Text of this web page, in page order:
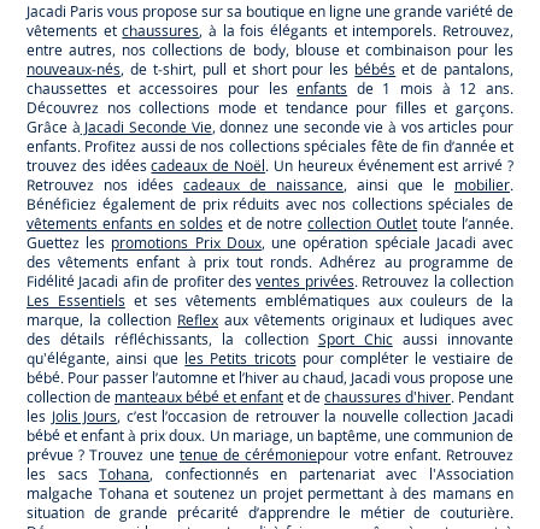
Jacadi Paris vous propose sur sa boutique en ligne une grande variété de
vêtements etchaussures, à la fois élégants et intemporels. Retrouvez,
entre autres, nos collections de body, blouse et combinaison pour les
nouveaux-nés, de t-shirt, pull et short pour les bébés et de pantalons,
chaussettes et accessoires pour lesenfants de 1 mois à 12 ans.
Découvrez nos collections mode et tendance pour filles et garçons.
Grâce à Jacadi Seconde Vie, donnez une seconde vie à vos articles pour
enfants. Profitez aussi de nos collections spéciales fête de fin d’année et
trouvez des idéescadeaux de Noël. Un heureux événement est arrivé ?
Retrouvez nos idées cadeaux de naissance, ainsi que le mobilier.
Bénéficiez également de prix réduits avec nos collections spéciales de
vêtements enfants en soldeset de notrecollection Outlet toute l’année.
Guettez les promotions Prix Doux, une opération spéciale Jacadi avec
des vêtements enfant à prix tout ronds. Adhérez au programme de
Fidélité Jacadi afin de profiter desventes privées. Retrouvez la collection
Les Essentielset ses vêtements emblématiques aux couleurs de la
marque, la collection Reflex aux vêtements originaux et ludiques avec
des détails réfléchissants, la collection Sport Chicaussi innovante
qu'élégante, ainsi que les Petits tricotspour compléter le vestiaire de
bébé. Pour passer l’automne et l’hiver au chaud, Jacadi vous propose une
collection de manteaux bébé et enfantet dechaussures d'hiver. Pendant
les Jolis Jours, c’est l’occasion de retrouver la nouvelle collection Jacadi
bébé et enfant à prix doux. Un mariage, un baptême, une communion de
prévue ? Trouvez une tenue de cérémoniepour votre enfant. Retrouvez
les sacsTohana, confectionnés en partenariat avec l'Association
malgache Tohana et soutenez un projet permettant à des mamans en
situation de grande précarité d’apprendre le métier de couturière.